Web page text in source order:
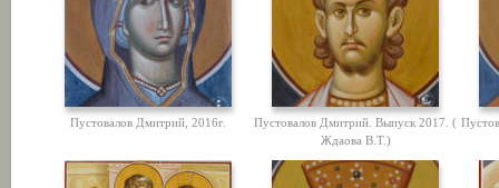
Пустовалов Дмитрий, 2016г.
Пустовалов Дмитрий. Выпуск 2017. (
Ждаова В.Т.)